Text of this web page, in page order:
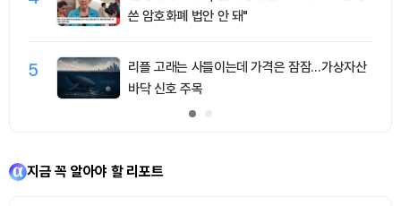
쓴 암호화폐 법안 안 돼"
5
리플 고래는 사들이는데 가격은 잠잠…가상자산
바닥 신호 주목
지금 꼭 알아야 할 리포트